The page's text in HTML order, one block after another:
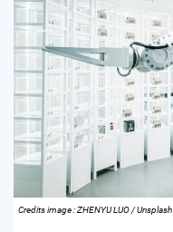
Credits image : ZHENYU LUO / Unsplash